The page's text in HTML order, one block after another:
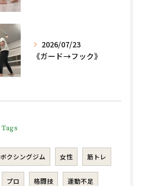
2026/07/23
《ガード→フック》
Tags
ボクシングジム 女性 筋トレ
プロ 格闘技 運動不足